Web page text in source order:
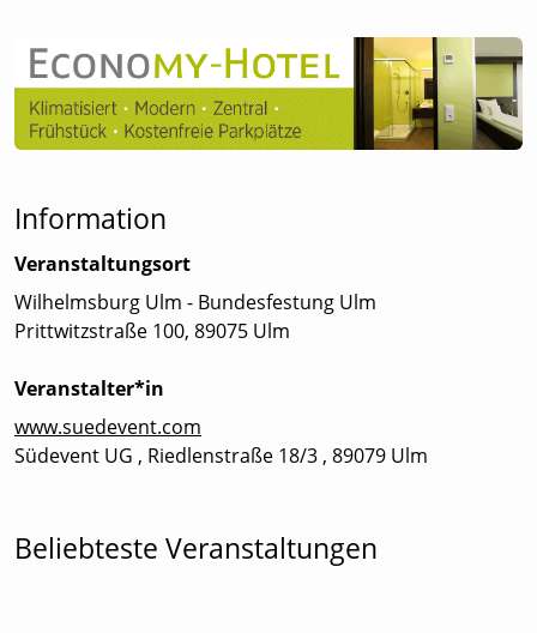
Information
Veranstaltungsort
Wilhelmsburg Ulm - Bundesfestung Ulm
Prittwitzstraße 100, 89075 Ulm
Veranstalter*in
www.suedevent.com
Südevent UG , Riedlenstraße 18/3 , 89079 Ulm
Beliebteste Veranstaltungen